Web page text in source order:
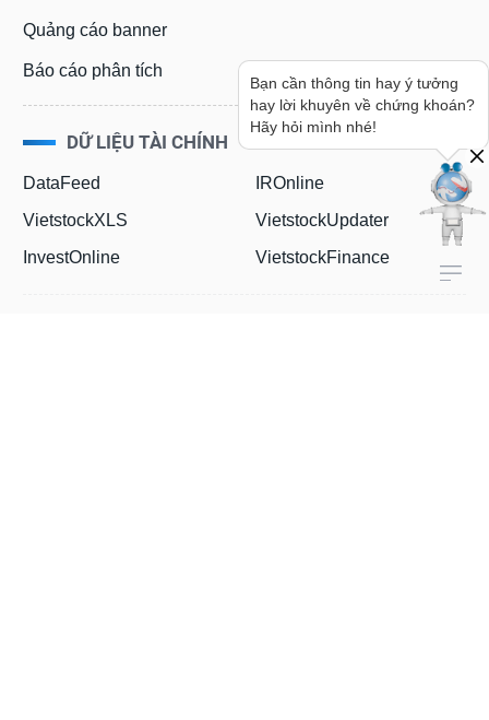
Quảng cáo banner
Báo cáo phân tích
DỮ LIỆU TÀI CHÍNH
DataFeed
VietstockXLS
InvestOnline
IROnline
VietstockUpdater
VietstockFinance
Bạn cần thông tin hay ý tưởng
hay lời khuyên về chứng khoán?
Hãy hỏi mình nhé!